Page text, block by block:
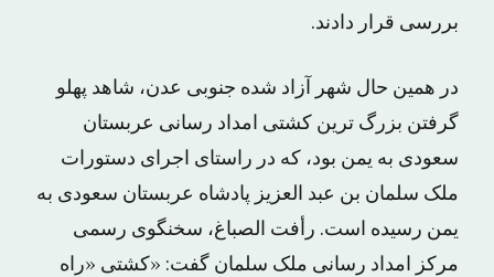
بررسی قرار دادند.
در همین حال شهر آزاد شده جنوبی عدن، شاهد پهلو
گرفتن بزرگ ترین کشتی امداد رسانی عربستان
سعودی به یمن بود، که در راستای اجرای دستورات
ملک سلمان بن عبد العزیز پادشاه عربستان سعودی به
یمن رسیده است. رأفت الصباغ، سخنگوی رسمی
مرکز امداد رسانی ملک سلمان گفت: «کشتی «راه